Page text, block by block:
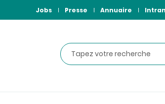
Jobs Presse Annuaire
Rechercher